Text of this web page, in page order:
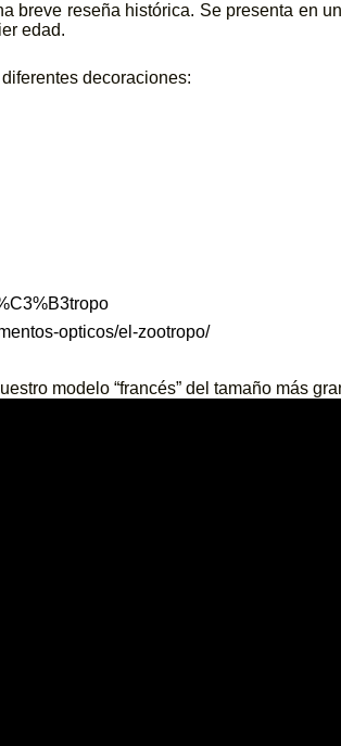
breve reseña histórica. Se presenta en
edad.
decoraciones:
opticos/el-zootropo/
modelo “francés” del tamaño más